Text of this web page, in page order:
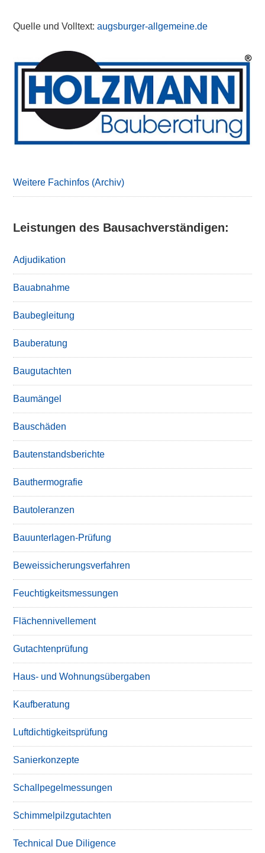
Quelle und Volltext:augsburger-allgemeine.de
Primary
Sidebar
Weitere Fachinfos (Archiv)
Leistungen des Bausachverständigen:
Adjudikation
Bauabnahme
Baubegleitung
Bauberatung
Baugutachten
Baumängel
Bauschäden
Bautenstandsberichte
Bauthermografie
Bautoleranzen
Bauunterlagen-Prüfung
Beweissicherungsverfahren
Feuchtigkeitsmessungen
Flächennivellement
Gutachtenprüfung
Haus- und Wohnungsübergaben
Kaufberatung
Luftdichtigkeitsprüfung
Sanierkonzepte
Schallpegelmessungen
Schimmelpilzgutachten
Technical Due Diligence